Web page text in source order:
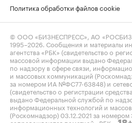
Политика обработки файлов cookie
© ООО «БИЗНЕСПРЕСС», АО
1995–2026 . Сообщения и материалы
агентства «РБК» (свидетельство о
массовой информации выдано
по надзору в сфере связи,
и массовых коммуникаций
за номером ИА №ФС77-63848) и
(свидетельство о регистрации
выдано Федеральной службой по
информационных технологий и
(Роскомнадзор) 03.12.2021 за